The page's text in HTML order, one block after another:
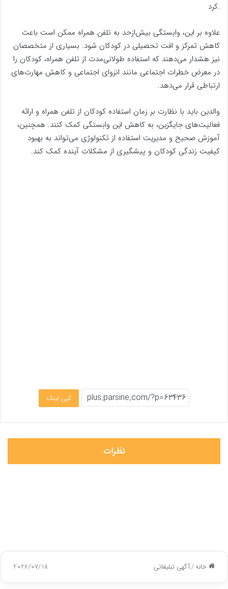
کرد.
علاوه بر این، وابستگی بیش‌ازحد به تلفن همراه ممکن است باعث
کاهش تمرکز و افت تحصیلی در کودکان شود. بسیاری از متخصصان
نیز هشدار می‌دهند که استفاده طولانی‌مدت از تلفن همراه، کودکان را
در معرض خطرات اجتماعی مانند انزوای اجتماعی و کاهش مهارت‌های
ارتباطی قرار می‌دهد.
والدین باید با نظارت بر زمان استفاده کودکان از تلفن همراه و ارائه
فعالیت‌های جایگزین، به کاهش این وابستگی کمک کنند. همچنین،
آموزش صحیح و مدیریت استفاده از تکنولوژی می‌تواند به بهبود
کیفیت زندگی کودکان و پیشگیری از مشکلات آینده کمک کند.
کپی لینک
نظرات